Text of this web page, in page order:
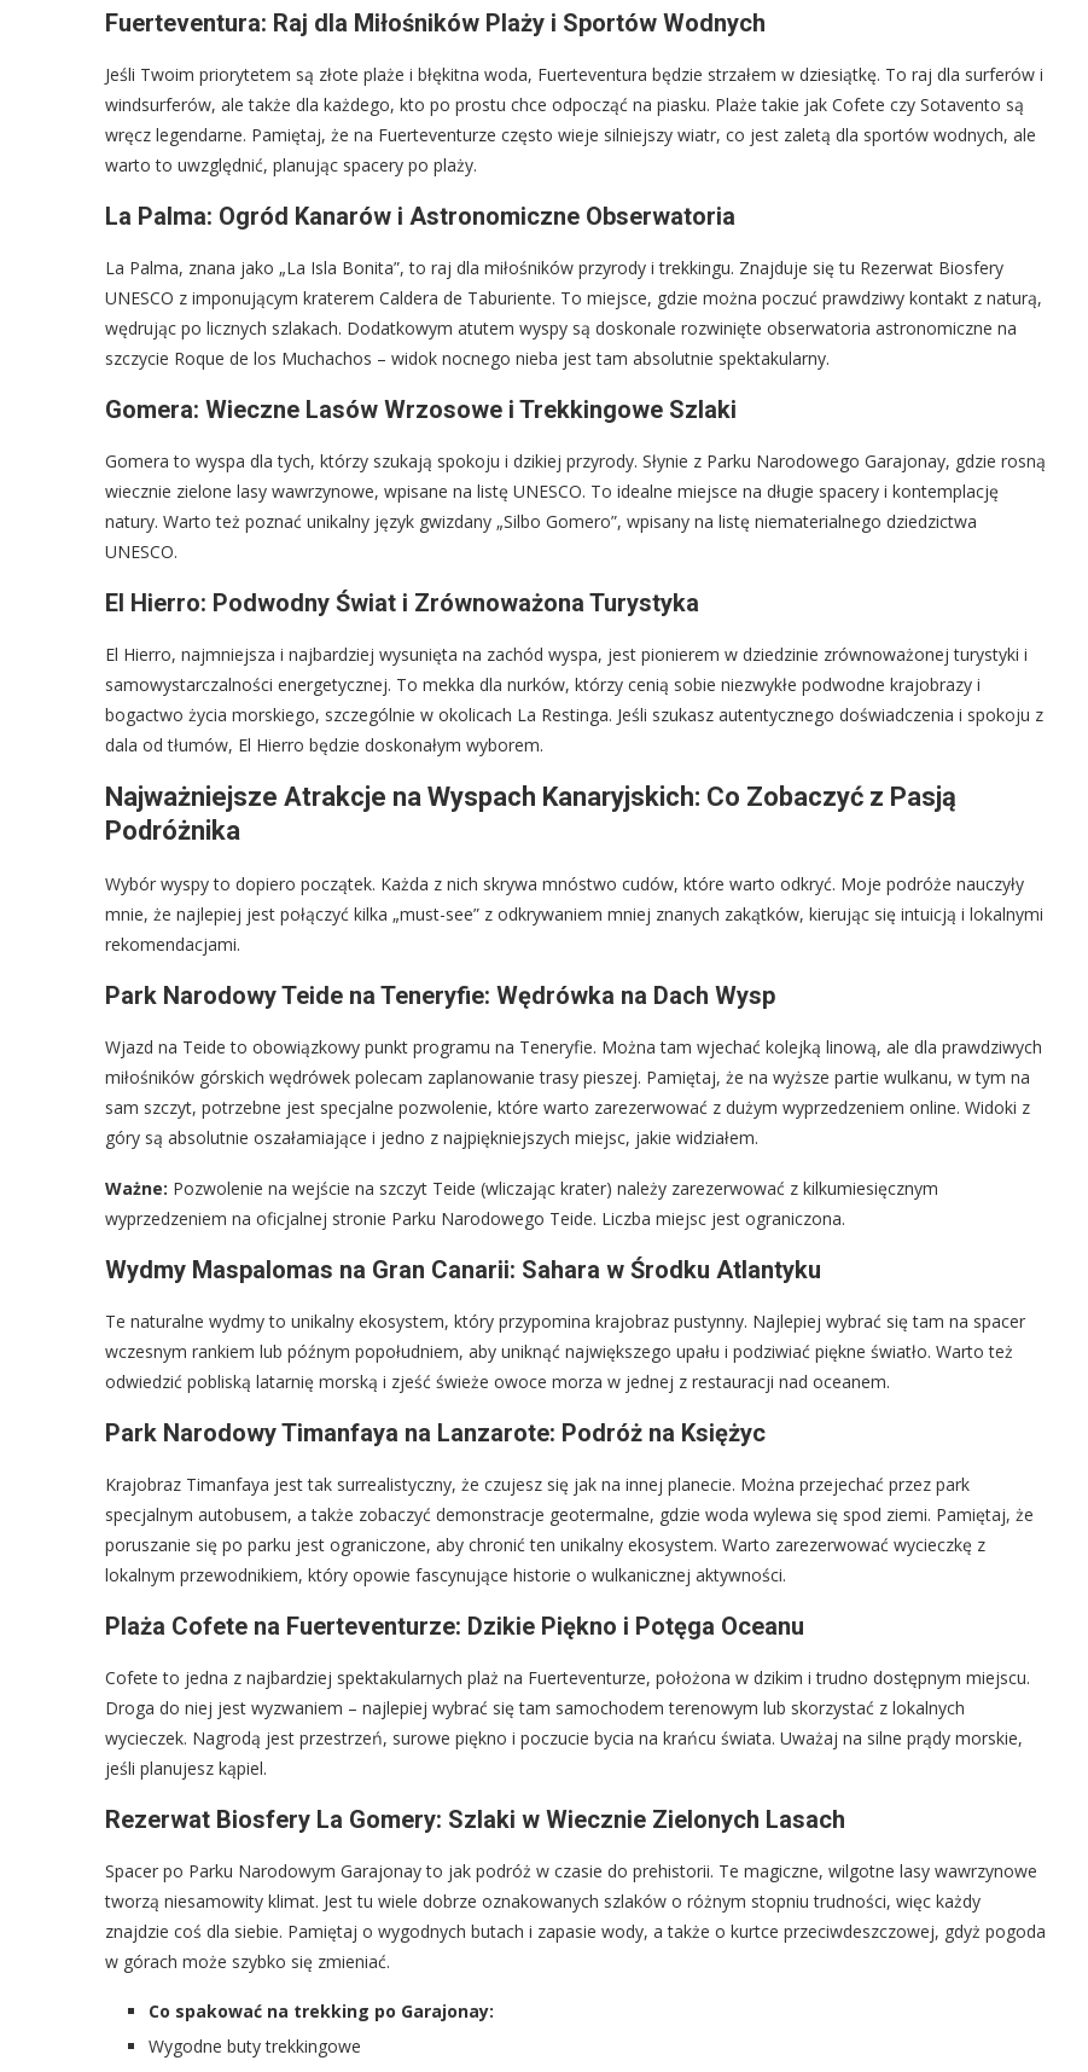
Fuerteventura: Raj dla Miłośników Plaży i Sportów Wodnych
Jeśli Twoim priorytetem są złote plaże i błękitna woda, Fuerteventura będzie strzałem w dziesiątkę. To raj dla surferów i
windsurferów, ale także dla każdego, kto po prostu chce odpocząć na piasku. Plaże takie jak Cofete czy Sotavento są
wręcz legendarne. Pamiętaj, że na Fuerteventurze często wieje silniejszy wiatr, co jest zaletą dla sportów wodnych, ale
warto to uwzględnić, planując spacery po plaży.
La Palma: Ogród Kanarów i Astronomiczne Obserwatoria
La Palma, znana jako „La Isla Bonita”, to raj dla miłośników przyrody i trekkingu. Znajduje się tu Rezerwat Biosfery
UNESCO z imponującym kraterem Caldera de Taburiente. To miejsce, gdzie można poczuć prawdziwy kontakt z naturą,
wędrując po licznych szlakach. Dodatkowym atutem wyspy są doskonale rozwinięte obserwatoria astronomiczne na
szczycie Roque de los Muchachos – widok nocnego nieba jest tam absolutnie spektakularny.
Gomera: Wieczne Lasów Wrzosowe i Trekkingowe Szlaki
Gomera to wyspa dla tych, którzy szukają spokoju i dzikiej przyrody. Słynie z Parku Narodowego Garajonay, gdzie rosną
wiecznie zielone lasy wawrzynowe, wpisane na listę UNESCO. To idealne miejsce na długie spacery i kontemplację
natury. Warto też poznać unikalny język gwizdany „Silbo Gomero”, wpisany na listę niematerialnego dziedzictwa
UNESCO.
El Hierro: Podwodny Świat i Zrównoważona Turystyka
El Hierro, najmniejsza i najbardziej wysunięta na zachód wyspa, jest pionierem w dziedzinie zrównoważonej turystyki i
samowystarczalności energetycznej. To mekka dla nurków, którzy cenią sobie niezwykłe podwodne krajobrazy i
bogactwo życia morskiego, szczególnie w okolicach La Restinga. Jeśli szukasz autentycznego doświadczenia i spokoju z
dala od tłumów, El Hierro będzie doskonałym wyborem.
Najważniejsze Atrakcje na Wyspach Kanaryjskich: Co Zobaczyć z Pasją
Podróżnika
Wybór wyspy to dopiero początek. Każda z nich skrywa mnóstwo cudów, które warto odkryć. Moje podróże nauczyły
mnie, że najlepiej jest połączyć kilka „must-see” z odkrywaniem mniej znanych zakątków, kierując się intuicją i lokalnymi
rekomendacjami.
Park Narodowy Teide na Teneryfie: Wędrówka na Dach Wysp
Wjazd na Teide to obowiązkowy punkt programu na Teneryfie. Można tam wjechać kolejką linową, ale dla prawdziwych
miłośników górskich wędrówek polecam zaplanowanie trasy pieszej. Pamiętaj, że na wyższe partie wulkanu, w tym na
sam szczyt, potrzebne jest specjalne pozwolenie, które warto zarezerwować z dużym wyprzedzeniem online. Widoki z
góry są absolutnie oszałamiające i jedno z najpiękniejszych miejsc, jakie widziałem.
Ważne: Pozwolenie na wejście na szczyt Teide (wliczając krater) należy zarezerwować z kilkumiesięcznym
wyprzedzeniem na oficjalnej stronie Parku Narodowego Teide. Liczba miejsc jest ograniczona.
Wydmy Maspalomas na Gran Canarii: Sahara w Środku Atlantyku
Te naturalne wydmy to unikalny ekosystem, który przypomina krajobraz pustynny. Najlepiej wybrać się tam na spacer
wczesnym rankiem lub późnym popołudniem, aby uniknąć największego upału i podziwiać piękne światło. Warto też
odwiedzić pobliską latarnię morską i zjeść świeże owoce morza w jednej z restauracji nad oceanem.
Park Narodowy Timanfaya na Lanzarote: Podróż na Księżyc
Krajobraz Timanfaya jest tak surrealistyczny, że czujesz się jak na innej planecie. Można przejechać przez park
specjalnym autobusem, a także zobaczyć demonstracje geotermalne, gdzie woda wylewa się spod ziemi. Pamiętaj, że
poruszanie się po parku jest ograniczone, aby chronić ten unikalny ekosystem. Warto zarezerwować wycieczkę z
lokalnym przewodnikiem, który opowie fascynujące historie o wulkanicznej aktywności.
Plaża Cofete na Fuerteventurze: Dzikie Piękno i Potęga Oceanu
Cofete to jedna z najbardziej spektakularnych plaż na Fuerteventurze, położona w dzikim i trudno dostępnym miejscu.
Droga do niej jest wyzwaniem – najlepiej wybrać się tam samochodem terenowym lub skorzystać z lokalnych
wycieczek. Nagrodą jest przestrzeń, surowe piękno i poczucie bycia na krańcu świata. Uważaj na silne prądy morskie,
jeśli planujesz kąpiel.
Rezerwat Biosfery La Gomery: Szlaki w Wiecznie Zielonych Lasach
Spacer po Parku Narodowym Garajonay to jak podróż w czasie do prehistorii. Te magiczne, wilgotne lasy wawrzynowe
tworzą niesamowity klimat. Jest tu wiele dobrze oznakowanych szlaków o różnym stopniu trudności, więc każdy
znajdzie coś dla siebie. Pamiętaj o wygodnych butach i zapasie wody, a także o kurtce przeciwdeszczowej, gdyż pogoda
w górach może szybko się zmieniać.
Co spakować na trekking po Garajonay:
Wygodne buty trekkingowe